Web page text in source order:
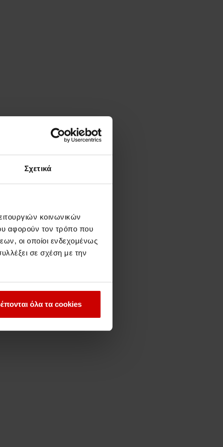
Σχετικά
κοινωνικών
αφορούν τον τρόπο που
οι οποίοι ενδεχομένως
σε σχέση με την
όλα τα cookies